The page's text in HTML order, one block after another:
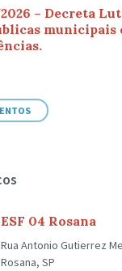
– Decreta
municipais
ESF 04 Rosana
Rua Antonio Gutierrez
Rosana, SP